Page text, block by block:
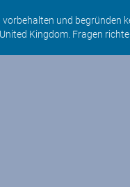
und begründen
Kingdom. Fragen